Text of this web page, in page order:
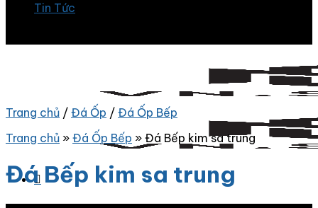
Tin Tức
Trang chủ / Đá Ốp / Đá Ốp Bếp
Trang chủ » Đá Ốp Bếp » Đá Bếp kim sa trung
Đá Bếp kim sa trung